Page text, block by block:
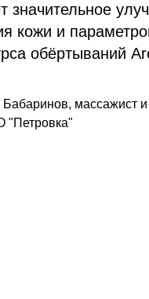
значительное
кожи и
обёртываний
массажист и
"Петровка"